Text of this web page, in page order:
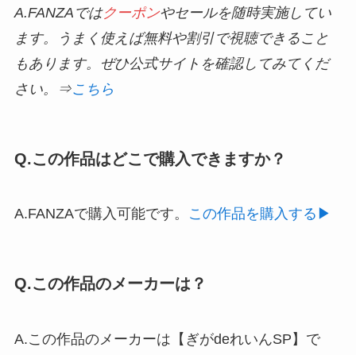
A.FANZAではクーポンやセールを随時実施してい
ます。うまく使えば無料や割引で視聴できること
もあります。ぜひ公式サイトを確認してみてくだ
さい。⇒こちら
Q.この作品はどこで購入できますか？
A.FANZAで購入可能です。 この作品を購入する▶︎
Q.この作品のメーカーは？
A.この作品のメーカーは【ぎがdeれいんSP】で